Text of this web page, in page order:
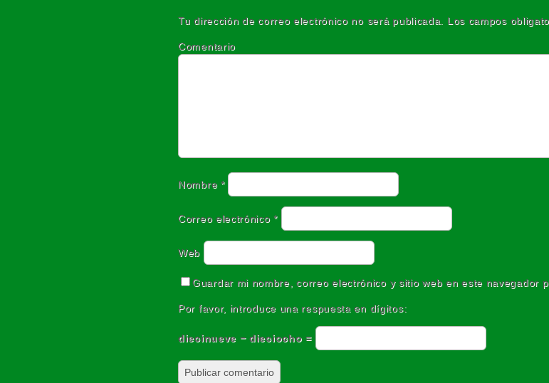
Tu dirección de correo electrónico no será publicada. Los campos
Comentario
Nombre *
Correo electrónico*
Web
Guardar mi nombre, correo electrónico y sitio web en este navegador
Por favor, introduce una respuesta en dígitos:
diecinueve − dieciocho =